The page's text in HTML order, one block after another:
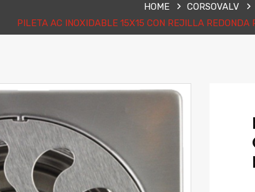
HOME
CORSOVALV
PILETA AC INOXIDABLE 15X15 CON REJILLA REDONDA